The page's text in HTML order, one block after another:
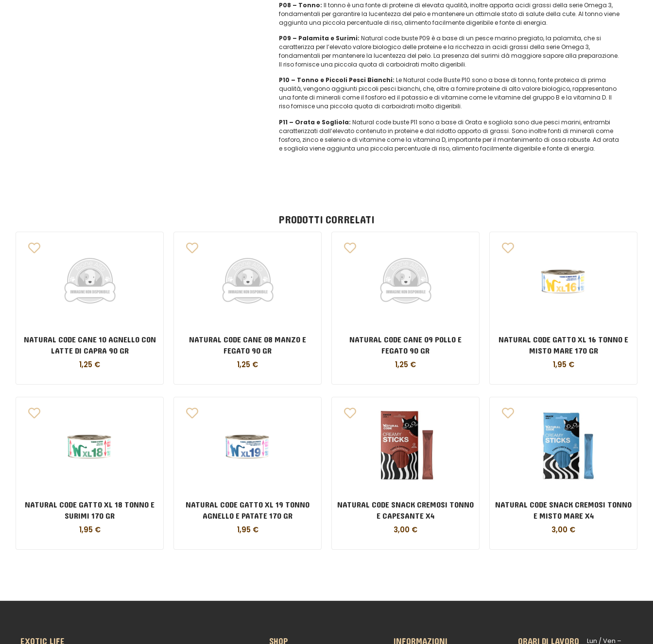
P08 – Tonno: Il tonno è una fonte di proteine di elevata qualità, inoltre apporta acidi grassi della serie Omega 3,
fondamentali per garantire la lucentezza del pelo e mantenere un ottimale stato di salute della cute. Al tonno viene
aggiunta una piccola percentuale di riso, alimento facilmente digeribile e fonte di energia.
P09 – Palamita e Surimi: Natural code buste P09 è a base di un pesce marino pregiato, la palamita, che si
caratterizza per l’elevato valore biologico delle proteine e la ricchezza in acidi grassi della serie Omega 3,
fondamentali per mantenere la lucentezza del pelo. La presenza del surimi dà maggiore sapore alla preparazione.
Il riso fornisce una piccola quota di carboidrati molto digeribili.
P10 – Tonno e Piccoli Pesci Bianchi: Le Natural code Buste P10 sono a base di tonno, fonte proteica di prima
qualità, vengono aggiunti piccoli pesci bianchi, che, oltre a fornire proteine di alto valore biologico, rappresentano
una fonte di minerali come il fosforo ed il potassio e di vitamine come le vitamine del gruppo B e la vitamina D. Il
riso fornisce una piccola quota di carboidrati molto digeribili.
P11 – Orata e Sogliola: Natural code buste P11 sono a base di Orata e sogliola sono due pesci marini, entrambi
caratterizzati dall’elevato contenuto in proteine e dal ridotto apporto di grassi. Sono inoltre fonti di minerali come
fosforo, zinco e selenio e di vitamine come la vitamina D, importante per il mantenimento di ossa robuste. Ad orata
e sogliola viene aggiunta una piccola percentuale di riso, alimento facilmente digeribile e fonte di energia.
PRODOTTI CORRELATI
NATURAL CODE CANE 10 AGNELLO CON
LATTE DI CAPRA 90 GR
1,25 €
NATURAL CODE CANE 08 MANZO E
FEGATO 90 GR
1,25 €
NATURAL CODE CANE 09 POLLO E
FEGATO 90 GR
1,25 €
NATURAL CODE GATTO XL 16 TONNO E
MISTO MARE 170 GR
1,95 €
NATURAL CODE GATTO XL 18 TONNO E
SURIMI 170 GR
1,95 €
NATURAL CODE GATTO XL 19 TONNO
AGNELLO E PATATE 170 GR
1,95 €
NATURAL CODE SNACK CREMOSI TONNO
E CAPESANTE X4
3,00 €
NATURAL CODE SNACK CREMOSI TONNO
E MISTO MARE X4
3,00 €
Lun / Ven –